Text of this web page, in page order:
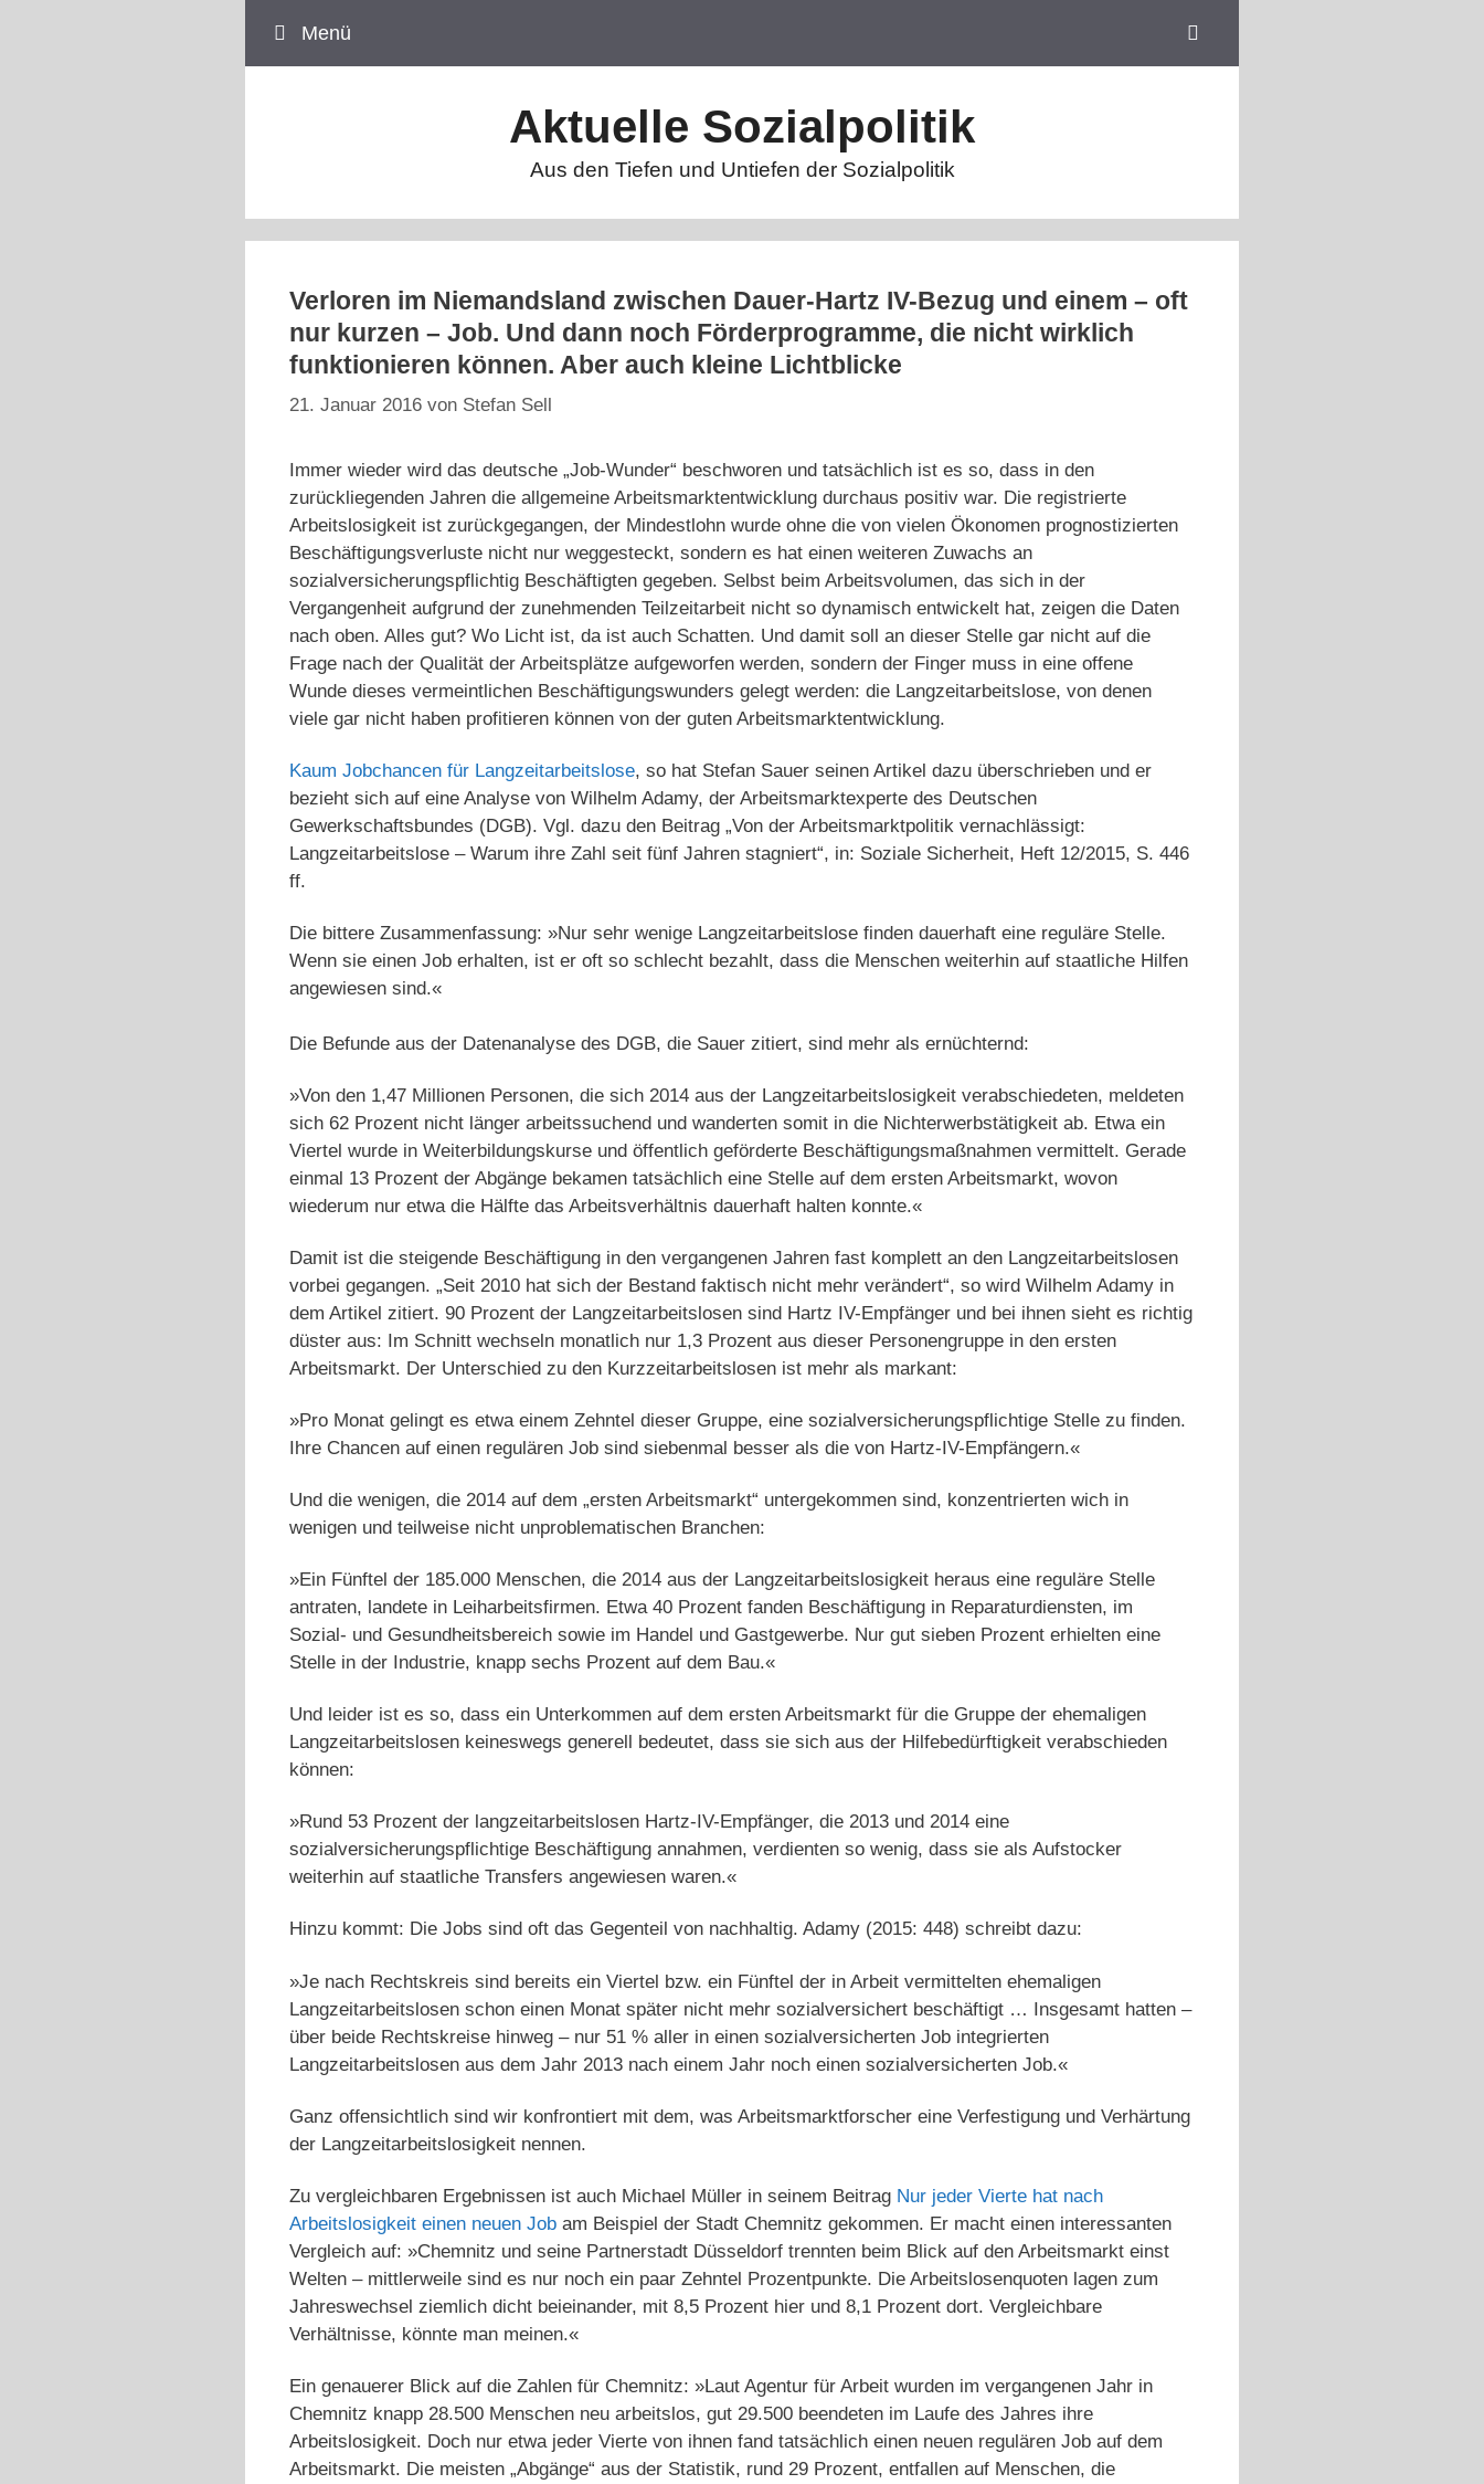
Menü
Aktuelle Sozialpolitik
Aus den Tiefen und Untiefen der Sozialpolitik
Verloren im Niemandsland zwischen Dauer-Hartz IV-Bezug und einem – oft
nur kurzen – Job. Und dann noch Förderprogramme, die nicht wirklich
funktionieren können. Aber auch kleine Lichtblicke
21. Januar 2016 von Stefan Sell
Immer wieder wird das deutsche „Job-Wunder“ beschworen und tatsächlich ist es so, dass in den
zurückliegenden Jahren die allgemeine Arbeitsmarktentwicklung durchaus positiv war. Die registrierte
Arbeitslosigkeit ist zurückgegangen, der Mindestlohn wurde ohne die von vielen Ökonomen prognostizierten
Beschäftigungsverluste nicht nur weggesteckt, sondern es hat einen weiteren Zuwachs an
sozialversicherungspflichtig Beschäftigten gegeben. Selbst beim Arbeitsvolumen, das sich in der
Vergangenheit aufgrund der zunehmenden Teilzeitarbeit nicht so dynamisch entwickelt hat, zeigen die Daten
nach oben. Alles gut? Wo Licht ist, da ist auch Schatten. Und damit soll an dieser Stelle gar nicht auf die
Frage nach der Qualität der Arbeitsplätze aufgeworfen werden, sondern der Finger muss in eine offene
Wunde dieses vermeintlichen Beschäftigungswunders gelegt werden: die Langzeitarbeitslose, von denen
viele gar nicht haben profitieren können von der guten Arbeitsmarktentwicklung.
Kaum Jobchancen für Langzeitarbeitslose, so hat Stefan Sauer seinen Artikel dazu überschrieben und er
bezieht sich auf eine Analyse von Wilhelm Adamy, der Arbeitsmarktexperte des Deutschen
Gewerkschaftsbundes (DGB). Vgl. dazu den Beitrag „Von der Arbeitsmarktpolitik vernachlässigt:
Langzeitarbeitslose – Warum ihre Zahl seit fünf Jahren stagniert“, in: Soziale Sicherheit, Heft 12/2015, S. 446
ff.
Die bittere Zusammenfassung: »Nur sehr wenige Langzeitarbeitslose finden dauerhaft eine reguläre Stelle.
Wenn sie einen Job erhalten, ist er oft so schlecht bezahlt, dass die Menschen weiterhin auf staatliche Hilfen
angewiesen sind.«
Die Befunde aus der Datenanalyse des DGB, die Sauer zitiert, sind mehr als ernüchternd:
»Von den 1,47 Millionen Personen, die sich 2014 aus der Langzeitarbeitslosigkeit verabschiedeten, meldeten
sich 62 Prozent nicht länger arbeitssuchend und wanderten somit in die Nichterwerbstätigkeit ab. Etwa ein
Viertel wurde in Weiterbildungskurse und öffentlich geförderte Beschäftigungsmaßnahmen vermittelt. Gerade
einmal 13 Prozent der Abgänge bekamen tatsächlich eine Stelle auf dem ersten Arbeitsmarkt, wovon
wiederum nur etwa die Hälfte das Arbeitsverhältnis dauerhaft halten konnte.«
Damit ist die steigende Beschäftigung in den vergangenen Jahren fast komplett an den Langzeitarbeitslosen
vorbei gegangen. „Seit 2010 hat sich der Bestand faktisch nicht mehr verändert“, so wird Wilhelm Adamy in
dem Artikel zitiert. 90 Prozent der Langzeitarbeitslosen sind Hartz IV-Empfänger und bei ihnen sieht es richtig
düster aus: Im Schnitt wechseln monatlich nur 1,3 Prozent aus dieser Personengruppe in den ersten
Arbeitsmarkt. Der Unterschied zu den Kurzzeitarbeitslosen ist mehr als markant:
»Pro Monat gelingt es etwa einem Zehntel dieser Gruppe, eine sozialversicherungspflichtige Stelle zu finden.
Ihre Chancen auf einen regulären Job sind siebenmal besser als die von Hartz-IV-Empfängern.«
Und die wenigen, die 2014 auf dem „ersten Arbeitsmarkt“ untergekommen sind, konzentrierten wich in
wenigen und teilweise nicht unproblematischen Branchen:
»Ein Fünftel der 185.000 Menschen, die 2014 aus der Langzeitarbeitslosigkeit heraus eine reguläre Stelle
antraten, landete in Leiharbeitsfirmen. Etwa 40 Prozent fanden Beschäftigung in Reparaturdiensten, im
Sozial- und Gesundheitsbereich sowie im Handel und Gastgewerbe. Nur gut sieben Prozent erhielten eine
Stelle in der Industrie, knapp sechs Prozent auf dem Bau.«
Und leider ist es so, dass ein Unterkommen auf dem ersten Arbeitsmarkt für die Gruppe der ehemaligen
Langzeitarbeitslosen keineswegs generell bedeutet, dass sie sich aus der Hilfebedürftigkeit verabschieden
können:
»Rund 53 Prozent der langzeitarbeitslosen Hartz-IV-Empfänger, die 2013 und 2014 eine
sozialversicherungspflichtige Beschäftigung annahmen, verdienten so wenig, dass sie als Aufstocker
weiterhin auf staatliche Transfers angewiesen waren.«
Hinzu kommt: Die Jobs sind oft das Gegenteil von nachhaltig. Adamy (2015: 448) schreibt dazu:
»Je nach Rechtskreis sind bereits ein Viertel bzw. ein Fünftel der in Arbeit vermittelten ehemaligen
Langzeitarbeitslosen schon einen Monat später nicht mehr sozialversichert beschäftigt … Insgesamt hatten –
über beide Rechtskreise hinweg – nur 51 % aller in einen sozialversicherten Job integrierten
Langzeitarbeitslosen aus dem Jahr 2013 nach einem Jahr noch einen sozialversicherten Job.«
Ganz offensichtlich sind wir konfrontiert mit dem, was Arbeitsmarktforscher eine Verfestigung und Verhärtung
der Langzeitarbeitslosigkeit nennen.
Zu vergleichbaren Ergebnissen ist auch Michael Müller in seinem Beitrag Nur jeder Vierte hat nach
Arbeitslosigkeit einen neuen Job am Beispiel der Stadt Chemnitz gekommen. Er macht einen interessanten
Vergleich auf: »Chemnitz und seine Partnerstadt Düsseldorf trennten beim Blick auf den Arbeitsmarkt einst
Welten – mittlerweile sind es nur noch ein paar Zehntel Prozentpunkte. Die Arbeitslosenquoten lagen zum
Jahreswechsel ziemlich dicht beieinander, mit 8,5 Prozent hier und 8,1 Prozent dort. Vergleichbare
Verhältnisse, könnte man meinen.«
Ein genauerer Blick auf die Zahlen für Chemnitz: »Laut Agentur für Arbeit wurden im vergangenen Jahr in
Chemnitz knapp 28.500 Menschen neu arbeitslos, gut 29.500 beendeten im Laufe des Jahres ihre
Arbeitslosigkeit. Doch nur etwa jeder Vierte von ihnen fand tatsächlich einen neuen regulären Job auf dem
Arbeitsmarkt. Die meisten „Abgänge“ aus der Statistik, rund 29 Prozent, entfallen auf Menschen, die